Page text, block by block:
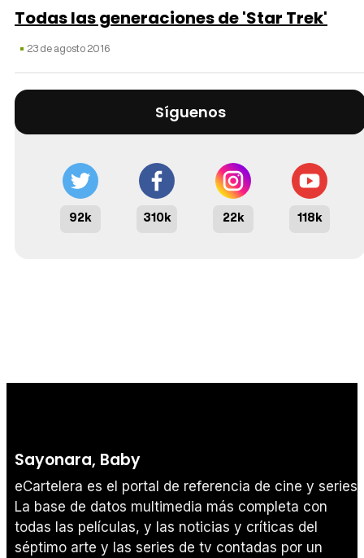
Todas las generaciones de 'Star Trek'
23 de agosto 2016
Síguenos
92k 310k 22k 118k
Sayonara, Baby
eCartelera es el portal de referencia de cine y series.
La base de datos multimedia más completa con
todas las películas, y las noticias y críticas del
séptimo arte y las series de tv contadas por un